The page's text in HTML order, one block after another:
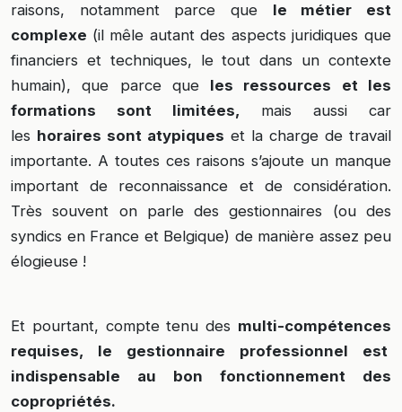
raisons, notamment parce que le métier est
complexe (il mêle autant des aspects juridiques que
financiers et techniques, le tout dans un contexte
humain), que parce que les ressources et les
formations sont limitées, mais aussi car
les horaires sont atypiques et la charge de travail
importante. A toutes ces raisons s’ajoute un manque
important de reconnaissance et de considération.
Très souvent on parle des gestionnaires (ou des
syndics en France et Belgique) de manière assez peu
élogieuse !
Et pourtant, compte tenu des multi-compétences
requises, le gestionnaire professionnel est
indispensable au bon fonctionnement des
copropriétés.